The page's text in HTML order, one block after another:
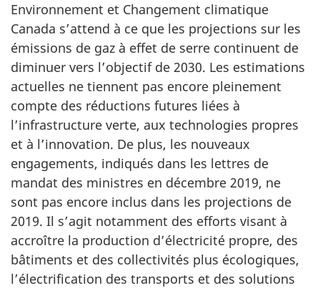
Environnement et Changement climatique
Canada s’attend à ce que les projections sur les
émissions de gaz à effet de serre continuent de
diminuer vers l’objectif de 2030. Les estimations
actuelles ne tiennent pas encore pleinement
compte des réductions futures liées à
l’infrastructure verte, aux technologies propres
et à l’innovation. De plus, les nouveaux
engagements, indiqués dans les lettres de
mandat des ministres en décembre 2019, ne
sont pas encore inclus dans les projections de
2019. Il s’agit notamment des efforts visant à
accroître la production d’électricité propre, des
bâtiments et des collectivités plus écologiques,
l’électrification des transports et des solutions